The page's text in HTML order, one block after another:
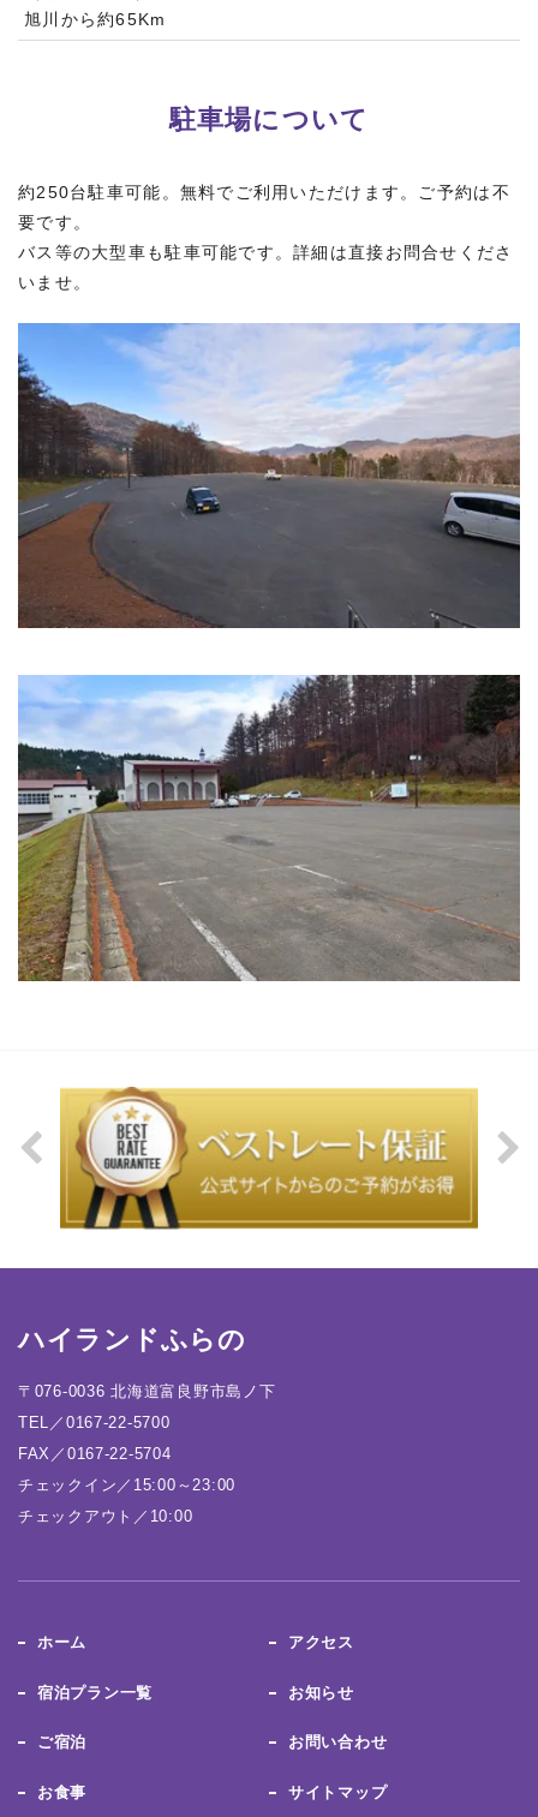
旭川から約65Km
駐車場について
約250台駐車可能。無料でご利用いただけます。ご予約は不
要です。
バス等の大型車も駐車可能です。詳細は直接お問合せくださ
いませ。
ハイランドふらの
〒076-0036 北海道富良野市島ノ下
TEL／0167-22-5700
FAX／0167-22-5704
チェックイン／15:00～23:00
チェックアウト／10:00
ホーム
宿泊プラン一覧
ご宿泊
お食事
アクセス
お知らせ
お問い合わせ
サイトマップ